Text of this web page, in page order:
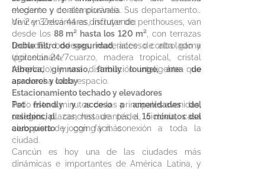
moderno y de alta plusvalía.
elegante y contemporánea. Sus departamentos
de 2 y 3 recámaras, incluyendo penthouses, van
desde los 88 m² hasta los 120 m² , con terrazas
techadas, bodegas, materiales de alta gama
(porcelanato, cuarzo, madera tropical, cristal
templado) y una distribución inteligente que
aprovecha cada espacio.
Vivir en Zelva 44 es disfrutar de:
Doble filtro de seguridad, acceso controlado y
vigilancia 24/7
Alberca, gimnasio, family lounge, área de
asadores y lobby
Estacionamiento techado y elevadores
Pet friendly y acceso a amenidades del
residencial: canchas de pádel, ciclovía, casa
club, pista de jogging y más
Todo esto a minutos de las principales avenidas,
colegios, plazas, restaurantes, a 15 minutos del
aeropuertoy con fácil conexión a toda la
ciudad.
Cancún es hoy una de las ciudades más
dinámicas e importantes de América Latina, y